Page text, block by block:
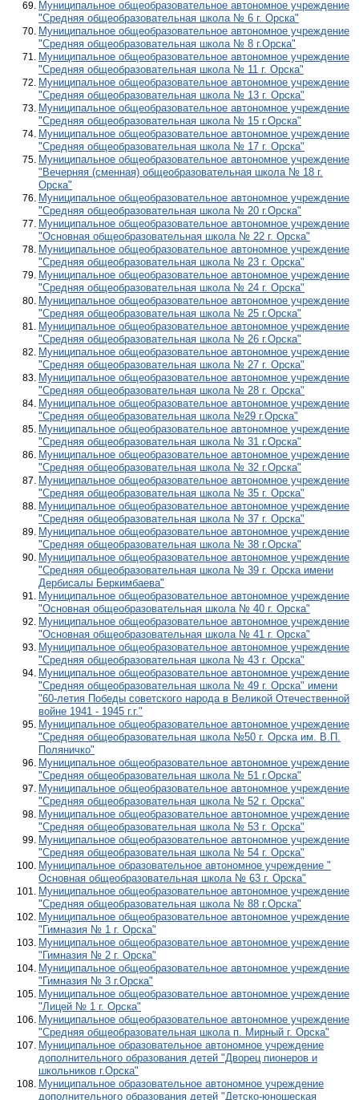
Муниципальное общеобразовательное автономное учреждение
"Средняя общеобразовательная школа № 6 г. Орска"
Муниципальное общеобразовательное автономное учреждение
"Средняя общеобразовательная школа № 8 г.Орска"
Муниципальное общеобразовательное автономное учреждение
"Средняя общеобразовательная школа № 11 г. Орска"
Муниципальное общеобразовательное автономное учреждение
"Средняя общеобразовательная школа № 13 г. Орска"
Муниципальное общеобразовательное автономное учреждение
"Средняя общеобразовательная школа № 15 г.Орска"
Муниципальное общеобразовательное автономное учреждение
"Средняя общеобразовательная школа № 17 г. Орска"
Муниципальное общеобразовательное автономное учреждение
"Вечерняя (сменная) общеобразовательная школа № 18 г.
Орска"
Муниципальное общеобразовательное автономное учреждение
"Средняя общеобразовательная школа № 20 г.Орска"
Муниципальное общеобразовательное автономное учреждение
"Основная общеобразовательная школа № 22 г. Орска"
Муниципальное общеобразовательное автономное учреждение
"Средняя общеобразовательная школа № 23 г. Орска"
Муниципальное общеобразовательное автономное учреждение
"Средняя общеобразовательная школа № 24 г. Орска"
Муниципальное общеобразовательное автономное учреждение
"Средняя общеобразовательная школа № 25 г.Орска"
Муниципальное общеобразовательное автономное учреждение
"Средняя общеобразовательная школа № 26 г.Орска"
Муниципальное общеобразовательное автономное учреждение
"Средняя общеобразовательная школа № 27 г. Орска"
Муниципальное общеобразовательное автономное учреждение
"Средняя общеобразовательная школа № 28 г. Орска"
Муниципальное общеобразовательное автономное учреждение
"Средняя общеобразовательная школа №29 г.Орска"
Муниципальное общеобразовательное автономное учреждение
"Средняя общеобразовательная школа № 31 г.Орска"
Муниципальное общеобразовательное автономное учреждение
"Средняя общеобразовательная школа № 32 г.Орска"
Муниципальное общеобразовательное автономное учреждение
"Средняя общеобразовательная школа № 35 г. Орска"
Муниципальное общеобразовательное автономное учреждение
"Средняя общеобразовательная школа № 37 г. Орска"
Муниципальное общеобразовательное автономное учреждение
"Средняя общеобразовательная школа № 38 г.Орска"
Муниципальное общеобразовательное автономное учреждение
"Средняя общеобразовательная школа № 39 г. Орска имени
Дербисалы Беркимбаева"
Муниципальное общеобразовательное автономное учреждение
"Основная общеобразовательная школа № 40 г. Орска"
Муниципальное общеобразовательное автономное учреждение
"Основная общеобразовательная школа № 41 г. Орска"
Муниципальное общеобразовательное автономное учреждение
"Средняя общеобразовательная школа № 43 г. Орска"
Муниципальное общеобразовательное автономное учреждение
"Средняя общеобразовательная школа № 49 г. Орска" имени
"60-летия Победы советского народа в Великой Отечественной
войне 1941 - 1945 г.г."
Муниципальное общеобразовательное автономное учреждение
"Средняя общеобразовательная школа №50 г. Орска им. В.П.
Поляничко"
Муниципальное общеобразовательное автономное учреждение
"Средняя общеобразовательная школа № 51 г.Орска"
Муниципальное общеобразовательное автономное учреждение
"Средняя общеобразовательная школа № 52 г. Орска"
Муниципальное общеобразовательное автономное учреждение
"Средняя общеобразовательная школа № 53 г. Орска"
Муниципальное общеобразовательное автономное учреждение
"Средняя общеобразовательная школа № 54 г. Орска"
Муниципальное образовательное автономное учреждение "
Основная общеобразовательная школа № 63 г. Орска"
Муниципальное общеобразовательное автономное учреждение
"Средняя общеобразовательная школа № 88 г.Орска"
Муниципальное общеобразовательное автономное учреждение
"Гимназия № 1 г. Орска"
Муниципальное общеобразовательное автономное учреждение
"Гимназия № 2 г. Орска"
Муниципальное общеобразовательное автономное учреждение
"Гимназия № 3 г.Орска"
Муниципальное общеобразовательное автономное учреждение
"Лицей № 1 г. Орска"
Муниципальное общеобразовательное автономное учреждение
"Средняя общеобразовательная школа п. Мирный г. Орска"
Муниципальное образовательное автономное учреждение
дополнительного образования детей "Дворец пионеров и
школьников г.Орска"
Муниципальное образовательное автономное учреждение
дополнительного образования детей "Детско-юношеская